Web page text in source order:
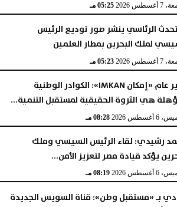
2026 05:25 مـ
الرئاسي ينشر صور توديع الرئيس
لملك البحرين بمطار العلمين
2026 05:23 مـ
مدير عام «إمكان IMKAN»: الكوادر الوطنية
هي الثروة الحقيقية لمستقبل التنمية...
أغسطس 2026 08:28 مـ
رشيدي: لقاء الرئيس السيسي وملك
يؤكد قيادة مصر لتعزيز الأمن...
6 أغسطس 2026 08:19 مـ
بـ «مستقبل وطن»: قناة السويس الجديدة